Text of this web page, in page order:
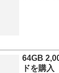
64GB
ドを購入